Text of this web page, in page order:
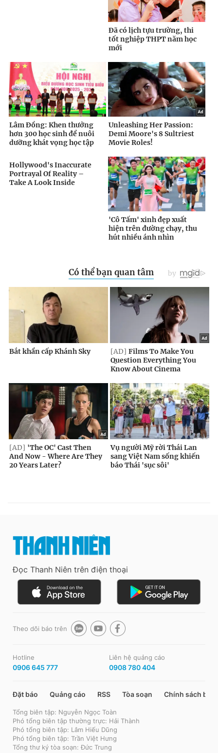
Đọc Thanh Niên trên điện thoại
Theo dõi báo trên
Hotline
0906 645 777
Liên hệ quảng cáo
0908 780 404
Đặt báo Quảng cáo RSS Tòa soạn Chính sách bảo
Tổng biên tập: Nguyễn Ngọc Toàn
Phó tổng biên tập thường trực: Hải Thành
Phó tổng biên tập: Lâm Hiếu Dũng
Phó tổng biên tập: Trần Việt Hưng
Tổng thư ký tòa soạn: Đức Trung